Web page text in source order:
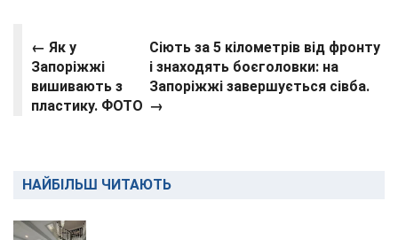
← Як у
Запоріжжі
вишивають з
пластику. ФОТО
Сіють за 5 кілометрів від фронту
і знаходять боєголовки: на
Запоріжжі завершується сівба.
→
НАЙБІЛЬШ ЧИТАЮТЬ